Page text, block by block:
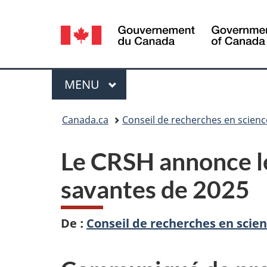
Sélection
de
la
langue
Menu
MENU PRINCIPAL
Canada.ca Conseil de recherches en
Le CRSH
savantes de 2025
De : Conseil de recherches en